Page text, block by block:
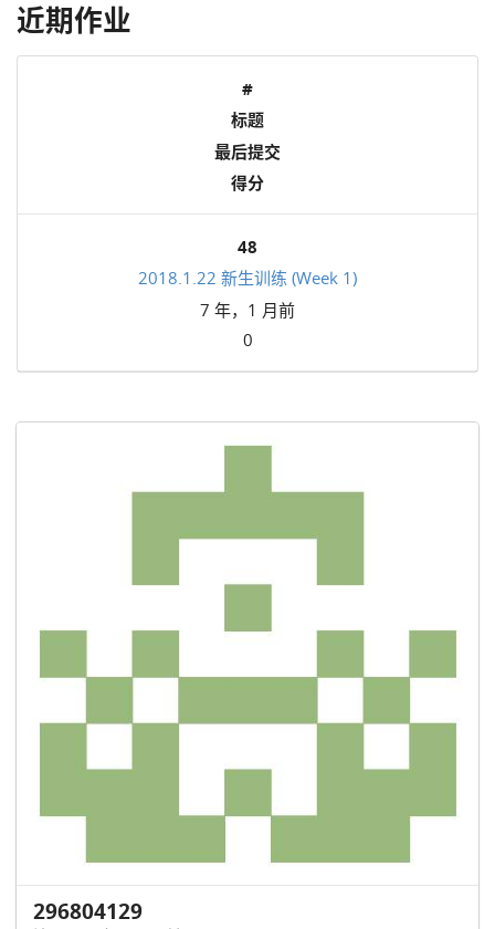
近期作业
#
标题
最后提交
得分
48
2018.1.22 新生训练 (Week 1)
7 年，1 月前
0
296804129